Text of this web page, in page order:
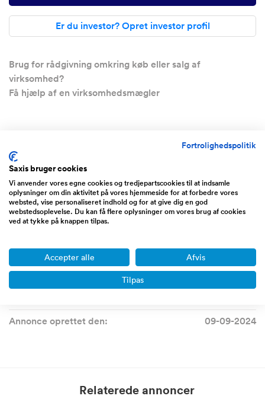
Er du investor? Opret investor profil
Brug for rådgivning omkring køb eller salg af
virksomhed?
Få hjælp af en virksomhedsmægler
Del:
Visninger:
Sælger kontaktet:
Følger annoncen:
3
Annonce id-nummer:
38567
Annonce oprettet den:
09-09-2024
Relaterede annoncer
Fortrolighedspolitik
Saxis bruger cookies
Vi anvender vores egne cookies og tredjepartscookies til at indsamle
oplysninger om din aktivitet på vores hjemmeside for at forbedre vores
websted, vise personaliseret indhold og for at give dig en god
webstedsoplevelse. Du kan få flere oplysninger om vores brug af cookies
ved at tykke på knappen tilpas.
Accepter alle Afvis
Tilpas